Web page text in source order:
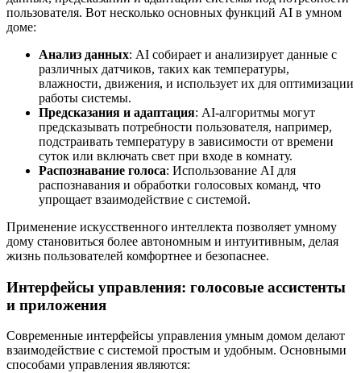
пользователя. Вот несколько основных функций AI в умном
доме:
Анализ данных: AI собирает и анализирует данные с
различных датчиков, таких как температуры,
влажности, движения, и использует их для оптимизации
работы системы.
Предсказания и адаптация: AI-алгоритмы могут
предсказывать потребности пользователя, например,
подстраивать температуру в зависимости от времени
суток или включать свет при входе в комнату.
Распознавание голоса: Использование AI для
распознавания и обработки голосовых команд, что
упрощает взаимодействие с системой.
Применение искусственного интеллекта позволяет умному
дому становиться более автономным и интуитивным, делая
жизнь пользователей комфортнее и безопаснее.
Интерфейсы управления: голосовые ассистенты
и приложения
Современные интерфейсы управления умным домом делают
взаимодействие с системой простым и удобным. Основными
способами управления являются: